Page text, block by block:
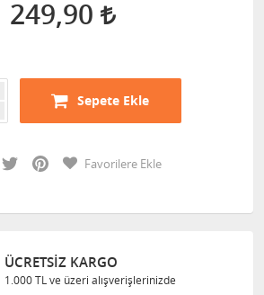
249,90
Sepete Ekle
Facebook
Twitter PinterestFavorilere Ekle
ÜCRETSIZ KARGO
1.000 TL ve üzeri alışverişlerinizde